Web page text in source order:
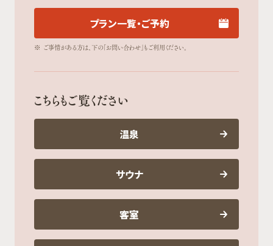
プラン一覧・ご予約
※ ご事情がある方は、下の「お問い合わせ」もご利用ください。
こちらもご覧ください
温泉
サウナ
客室